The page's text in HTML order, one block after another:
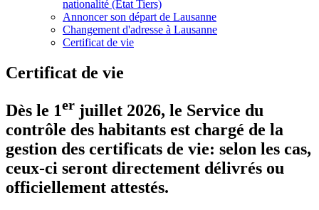
nationalité (État Tiers)
Annoncer son départ de Lausanne
Changement d'adresse à Lausanne
Certificat de vie
Certificat de vie
Dès le 1er juillet 2026, le Service du
contrôle des habitants est chargé de la
gestion des certificats de vie: selon les cas,
ceux-ci seront directement délivrés ou
officiellement attestés.